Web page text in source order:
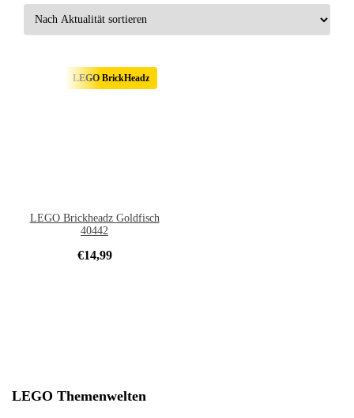
LEGO BrickHeadz
LEGO Brickheadz Goldfisch
40442
€14,99
LEGO Themenwelten